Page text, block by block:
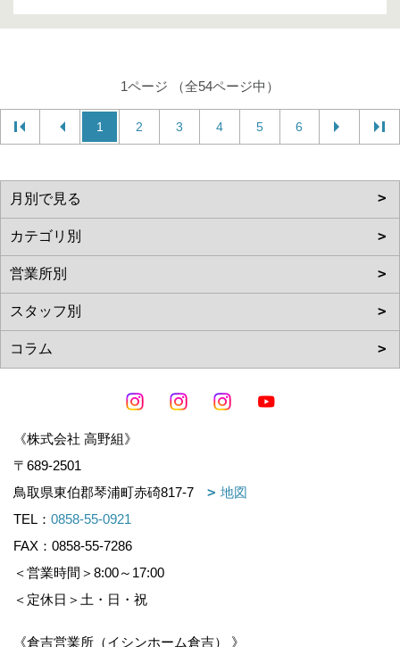
1ページ （全54ページ中）
1 2 3 4 5 6
《株式会社 高野組》
〒689-2501
鳥取県東伯郡琴浦町赤碕817-7
地図
TEL： 0858-55-0921
FAX：0858-55-7286
＜営業時間＞8:00～17:00
＜定休日＞土・日・祝
《倉吉営業所（イシンホーム倉吉） 》